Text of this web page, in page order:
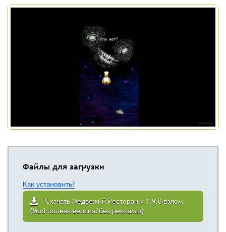
Файлы для загрузки
Как установить?
Скачать Медвежий Ресторан v 1.9.0 взлом
(Mod полная версия/без рекламы)